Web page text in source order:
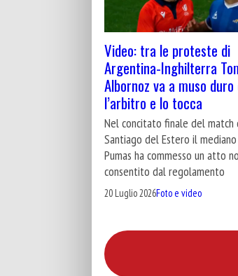
Video: tra le proteste di
Argentina-Inghilterra
Albornoz va a muso duro
l’arbitro e lo tocca
Nel concitato finale del match
Santiago del Estero il
Pumas ha commesso un atto
consentito dal regolamento
20 Luglio 2026Foto e video